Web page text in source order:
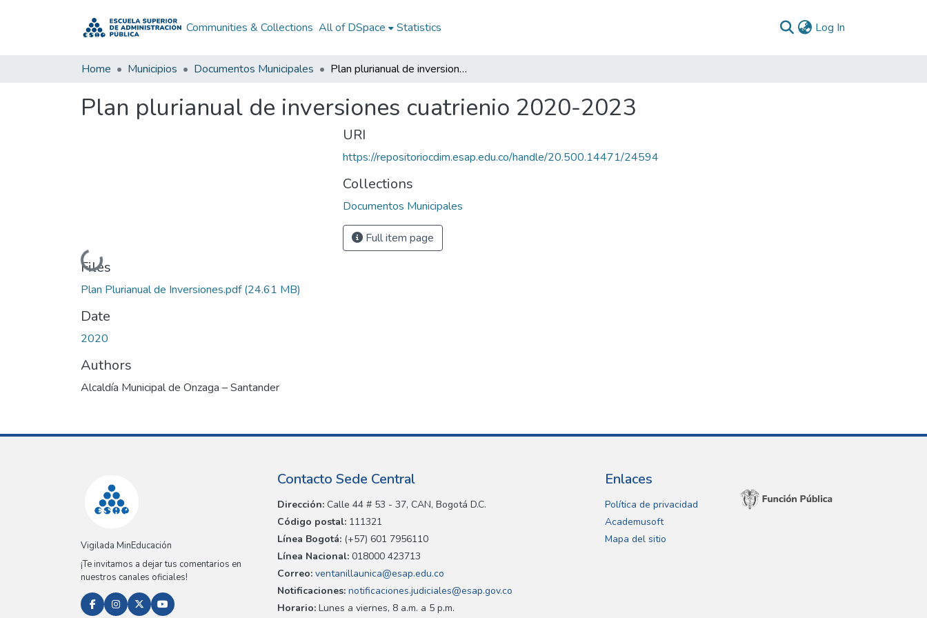
Communities & Collections All of DSpace Statistics Log In
Home Municipios Documentos Municipales Plan plurianual de inversiones cuatrienio 2020-2023
Plan plurianual de inversiones cuatrienio 2020-2023
Loading...
Files
Plan Plurianual de Inversiones.pdf(24.61 MB)
Date
2020
Authors
Alcaldía Municipal de Onzaga – Santander
URI
https://repositoriocdim.esap.edu.co/handle/20.500.14471/24594
Collections
Documentos Municipales
Full item page
Vigilada MinEducación
¡Te invitamos a dejar tus comentarios en
nuestros canales oficiales!
Contacto Sede Central
Dirección: Calle 44 # 53 - 37, CAN, Bogotá D.C.
Código postal: 111321
Línea Bogotá: (+57) 601 7956110
Línea Nacional: 018000 423713
Correo: ventanillaunica@esap.edu.co
Notificaciones: notificaciones.judiciales@esap.gov.co
Horario: Lunes a viernes, 8 a.m. a 5 p.m.
Enlaces
Política de privacidad
Academusoft
Mapa del sitio